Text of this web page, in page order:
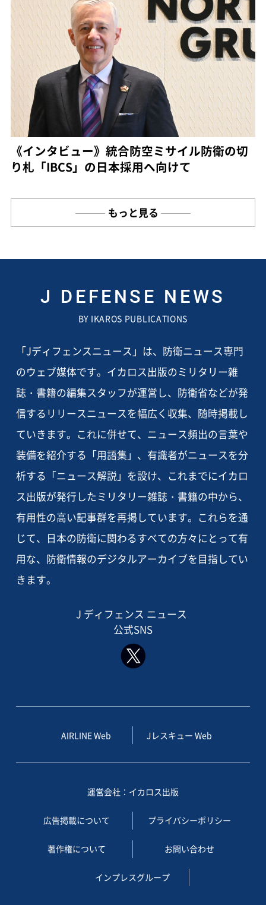
《インタビュー》統合防空ミサイル防衛の切
り札「IBCS」の日本採用へ向けて
もっと見る
J DEFENSE NEWS
BY IKAROS PUBLICATIONS
「Jディフェンスニュース」は、防衛ニュース専門
のウェブ媒体です。イカロス出版のミリタリー雑
誌・書籍の編集スタッフが運営し、防衛省などが発
信するリリースニュースを幅広く収集、随時掲載し
ていきます。これに併せて、ニュース頻出の言葉や
装備を紹介する「用語集」、有識者がニュースを分
析する「ニュース解説」を設け、これまでにイカロ
ス出版が発行したミリタリー雑誌・書籍の中から、
有用性の高い記事群を再掲しています。これらを通
じて、日本の防衛に関わるすべての方々にとって有
用な、防衛情報のデジタルアーカイブを目指してい
きます。
J ディフェンス ニュース
公式SNS
AIRLINE Web Jレスキュー Web
運営会社：イカロス出版
広告掲載について プライバシーポリシー
著作権について お問い合わせ
インプレスグループ